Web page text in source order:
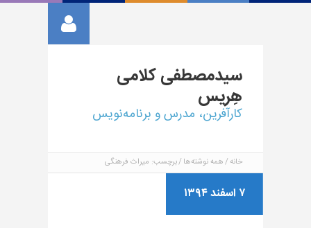
سیدمصطفیکلامی
هِریس
کارآفرین، مدرس و برنامه‌نویس
خانه همه نوشته‌ها برچسب: میراث فرهنگی
۷ اسفند ۱۳۹۴